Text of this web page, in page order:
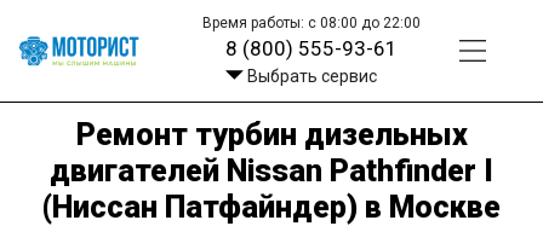
Время работы: с 08:00 до 22:00
8 (800) 555-93-61
Выбрать сервис
Ремонт турбин дизельных
двигателей Nissan Pathfinder I
(Ниссан Патфайндер) в Москве